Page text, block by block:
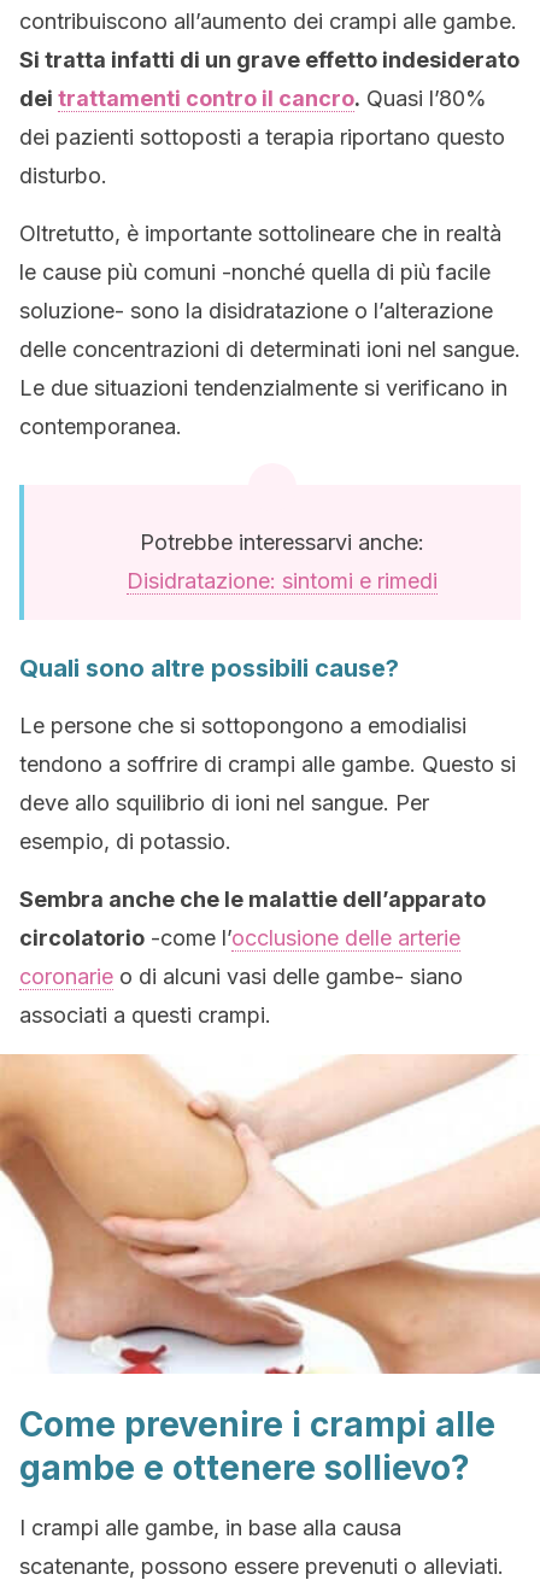
contribuiscono all’aumento dei crampi alle gambe.
Si tratta infatti di un grave effetto indesiderato
dei trattamenti contro il cancro. Quasi l’80%
dei pazienti sottoposti a terapia riportano questo
disturbo.
Oltretutto, è importante sottolineare che in realtà
le cause più comuni -nonché quella di più facile
soluzione- sono la disidratazione o l’alterazione
delle concentrazioni di determinati ioni nel sangue.
Le due situazioni tendenzialmente si verificano in
contemporanea.
Potrebbe interessarvi anche:
Disidratazione: sintomi e rimedi
Quali sono altre possibili cause?
Le persone che si sottopongono a emodialisi
tendono a soffrire di crampi alle gambe. Questo si
deve allo squilibrio di ioni nel sangue. Per
esempio, di potassio.
Sembra anche che le malattie dell’apparato
circolatorio -come l’occlusione delle arterie
coronarie o di alcuni vasi delle gambe- siano
associati a questi crampi.
Come prevenire i crampi alle
gambe e ottenere sollievo?
I crampi alle gambe, in base alla causa
scatenante, possono essere prevenuti o alleviati.